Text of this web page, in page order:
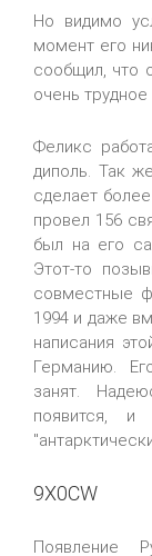
Но видимо
момент его
сообщил, что
очень трудное
Феликс
диполь. Так
сделает
провел 156
был на его
Этот-то
совместные
1994 и даже
написания
Германию.
занят.
появится,
9X0CW
Появление